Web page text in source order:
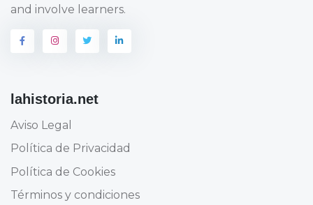
and involve learners.
lahistoria.net
Aviso Legal
Política de Privacidad
Política de Cookies
Términos y condiciones